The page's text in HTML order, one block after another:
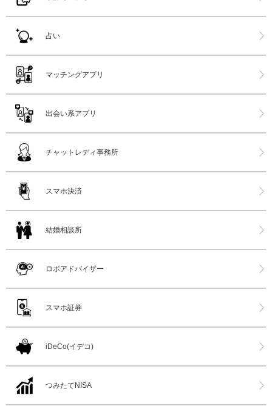
占い
マッチングアプリ
出会い系アプリ
チャットレディ事務所
スマホ決済
結婚相談所
ロボアドバイザー
スマホ証券
iDeCo(イデコ)
つみたてNISA